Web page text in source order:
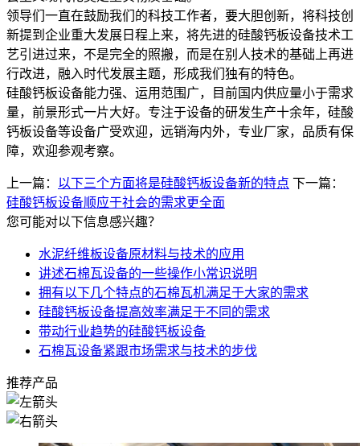
领导们一直在鼓励我们的科技工作者，要大胆创新，将科技创
新提到企业重大发展日程上来，将先进的硅酸钙板设备技术工
艺引进过来，不是完全的照搬，而是在别人技术的基础上再进
行改进，融入时代发展主题，形成我们独有的特色。
硅酸钙板设备能力强、运用范围广，目前国内供应量小于需求
量，前景形式一片大好。专注于设备的研发生产十余年，硅酸
钙板设备等设备广受欢迎，远销海内外，专业厂家，品质有保
障，欢迎参观考察。
上一篇： 以下三个方面将是硅酸钙板设备新的特点 下一篇：
硅酸钙板设备顺应于社会的需求更全面
您可能对以下信息感兴趣？
水泥纤维板设备原材料与技术的应用
讲述石棉瓦设备的一些操作小常识说明
拥有以下几个特点的石棉瓦机满足于大家的需求
硅酸钙板设备提高效率满足于不同的需求
带动行业趋势的硅酸钙板设备
石棉瓦设备紧跟市场需求与技术的步伐
推荐产品